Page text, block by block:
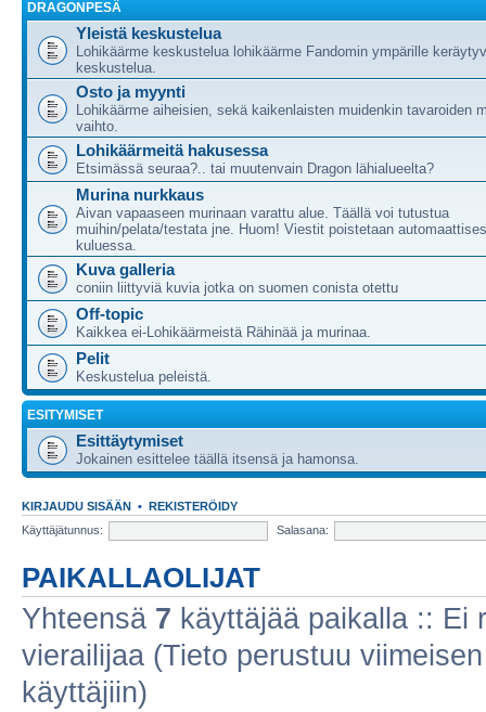
DRAGONPESÄ
Yleistä keskustelua
Lohikäärme keskustelua lohikäärme Fandomin ympärille
keskustelua.
Osto ja myynti
Lohikäärme aiheisien, sekä kaikenlaisten muidenkin tavaroiden
vaihto.
Lohikäärmeitä hakusessa
Etsimässä seuraa?.. tai muutenvain Dragon lähialueelta?
Murina nurkkaus
Aivan vapaaseen murinaan varattu alue. Täällä voi tutustua
muihin/pelata/testata jne. Huom! Viestit poistetaan
kuluessa.
Kuva galleria
coniin liittyviä kuvia jotka on suomen conista otettu
Off-topic
Kaikkea ei-Lohikäärmeistä Rähinää ja murinaa.
Pelit
Keskustelua peleistä.
ESITYMISET
Esittäytymiset
Jokainen esittelee täällä itsensä ja hamonsa.
KIRJAUDU SISÄÄN • REKISTERÖIDY
Käyttäjätunnus:
Salasana:
PAIKALLAOLIJAT
Yhteensä 7 käyttäjää paikalla :: Ei
vierailijaa (Tieto perustuu
käyttäjiin)